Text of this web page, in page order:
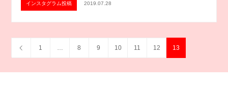
インスタグラム投稿 2019.07.28
1 … 8 9 10 11 12 13